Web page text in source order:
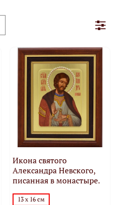
Икона святого
Александра Невского,
писанная в монастыре.
13 х 16 см